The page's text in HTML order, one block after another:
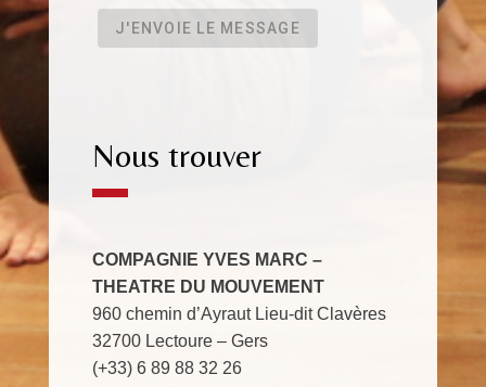
J'ENVOIE LE MESSAGE
Nous trouver
COMPAGNIE YVES MARC –
THEATRE DU MOUVEMENT
960 chemin d’Ayraut Lieu-dit Clavères
32700 Lectoure – Gers
(+33) 6 89 88 32 26